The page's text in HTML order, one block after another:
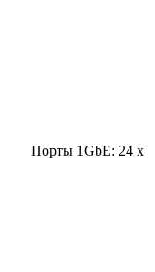
Порты 1GbE: 24 x